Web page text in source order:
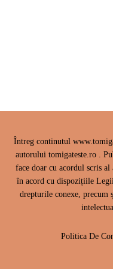
Politica De
Întreg continutul
autorului tomigateste.ro .
face doar cu acordul scris
în acord cu dispozițiile
drepturile conexe, precum